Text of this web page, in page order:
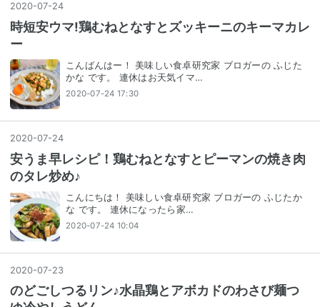
2020-07-24
時短安ウマ!鶏むねとなすとズッキーニのキーマカレ
ー
こんばんはー！ 美味しい食卓研究家 ブロガーの ふじた
かな です。 連休はお天気イマ…
2020-07-24 17:30
2020-07-24
安うま早レシピ！鶏むねとなすとピーマンの焼き肉
のタレ炒め♪
こんにちは！ 美味しい食卓研究家 ブロガーの ふじたか
な です。 連休になったら⁣家…
2020-07-24 10:04
2020-07-23
のどごしつるリン♪水晶鶏とアボカドのわさび麺つ